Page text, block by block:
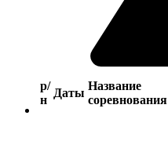
р/
н
Даты
Название
соревнования